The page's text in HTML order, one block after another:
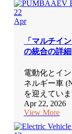
22
Apr
「マルチイ
の統合の詳細
電動化とイ
ネルギー車
を迎えていま
Apr 22, 2026
View More